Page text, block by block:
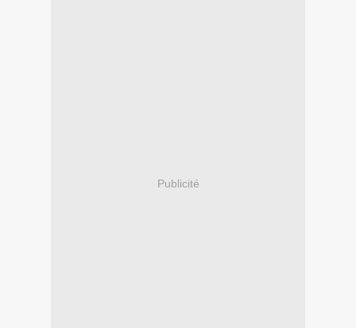
Publicité